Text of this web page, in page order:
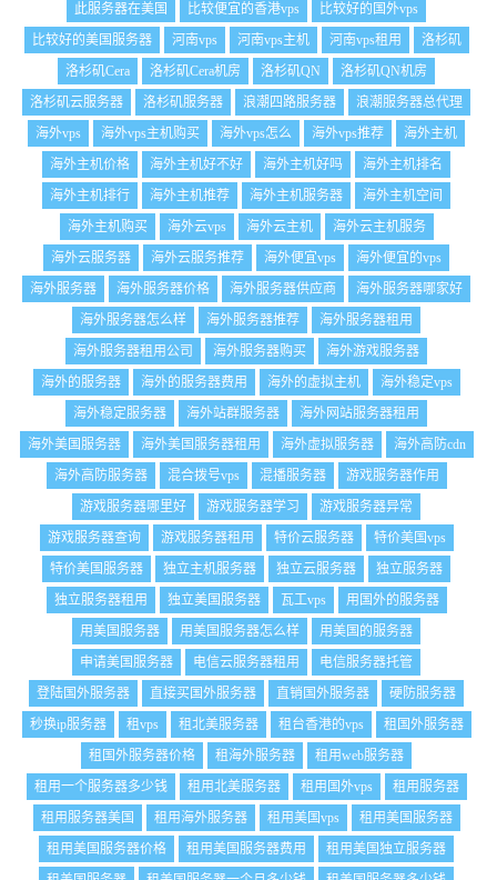
此服务器在美国
比较便宜的香港vps
比较好的国外vps
比较好的美国服务器
河南vps 河南vps主机 河南vps租用
洛杉矶
洛杉矶Cera
洛杉矶Cera机房 洛杉矶QN
洛杉矶QN机房
洛杉矶云服务器
洛杉矶服务器 浪潮四路服务器
浪潮服务器总代理
海外vps
海外vps主机购买 海外vps怎么 海外vps推荐
海外主机
海外主机价格
海外主机好不好 海外主机好吗
海外主机排名
海外主机排行
海外主机推荐 海外主机服务器
海外主机空间
海外主机购买
海外云vps 海外云主机
海外云主机服务
海外云服务器
海外云服务推荐 海外便宜vps
海外便宜的vps
海外服务器
海外服务器价格 海外服务器供应商
海外服务器哪家好
海外服务器怎么样
海外服务器推荐
海外服务器租用
海外服务器租用公司
海外服务器购买
海外游戏服务器
海外的服务器
海外的服务器费用 海外的虚拟主机
海外稳定vps
海外稳定服务器
海外站群服务器
海外网站服务器租用
海外美国服务器
海外美国服务器租用 海外虚拟服务器
海外高防cdn
海外高防服务器
混合拨号vps 混播服务器
游戏服务器作用
游戏服务器哪里好
游戏服务器学习
游戏服务器异常
游戏服务器查询
游戏服务器租用 特价云服务器
特价美国vps
特价美国服务器
独立主机服务器 独立云服务器
独立服务器
独立服务器租用
独立美国服务器 瓦工vps
用国外的服务器
用美国服务器
用美国服务器怎么样
用美国的服务器
申请美国服务器
电信云服务器租用
电信服务器托管
登陆国外服务器
直接买国外服务器 直销国外服务器
硬防服务器
秒换ip服务器
租vps 租北美服务器 租台香港的vps
租国外服务器
租国外服务器价格
租海外服务器
租用web服务器
租用一个服务器多少钱
租用北美服务器 租用国外vps
租用服务器
租用服务器美国
租用海外服务器 租用美国vps
租用美国服务器
租用美国服务器价格
租用美国服务器费用
租用美国独立服务器